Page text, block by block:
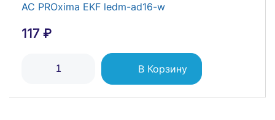
AC PROxima EKF ledm-ad16-w
117 ₽
В Корзину